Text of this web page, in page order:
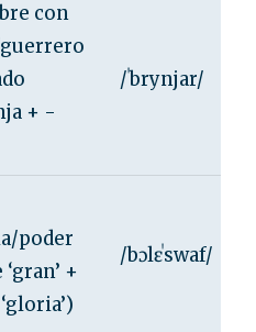
con
+ -
/ˈbrynjar/
poder
+
/bɔlɛˈswaf/